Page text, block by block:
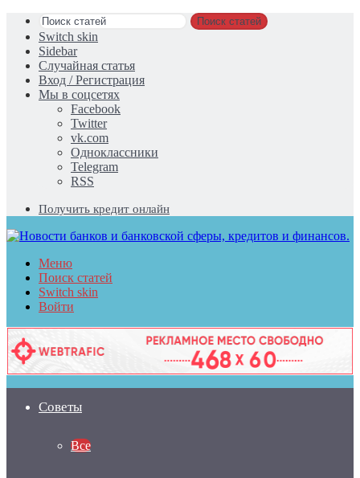
Поиск статей
Switch skin
Sidebar
Случайная статья
Вход / Регистрация
Мы в соцсетях
Facebook
Twitter
vk.com
Одноклассники
Telegram
RSS
Получить кредит онлайн
Меню
Поиск статей
Switch skin
Войти
Советы
Все